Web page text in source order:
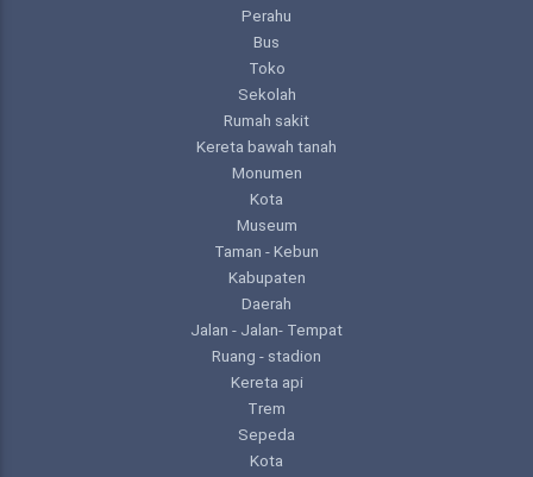
Perahu
Bus
Toko
Sekolah
Rumah sakit
Kereta bawah tanah
Monumen
Kota
Museum
Taman - Kebun
Kabupaten
Daerah
Jalan - Jalan- Tempat
Ruang - stadion
Kereta api
Trem
Sepeda
Kota